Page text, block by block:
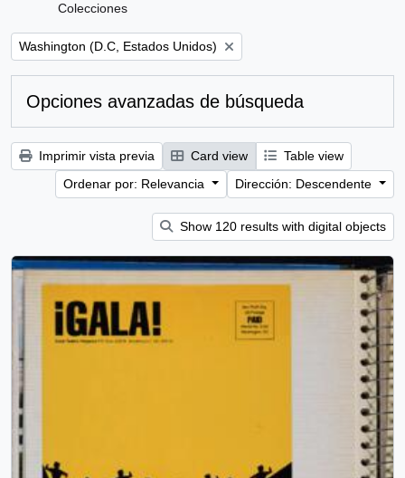
Colecciones
Remove filter:
Washington (D.C, Estados Unidos)
Opciones avanzadas de búsqueda
Imprimir vista previa Card view
Table view
Ordenar por: Relevancia
Dirección: Descendente
Show 120 results with digital objects